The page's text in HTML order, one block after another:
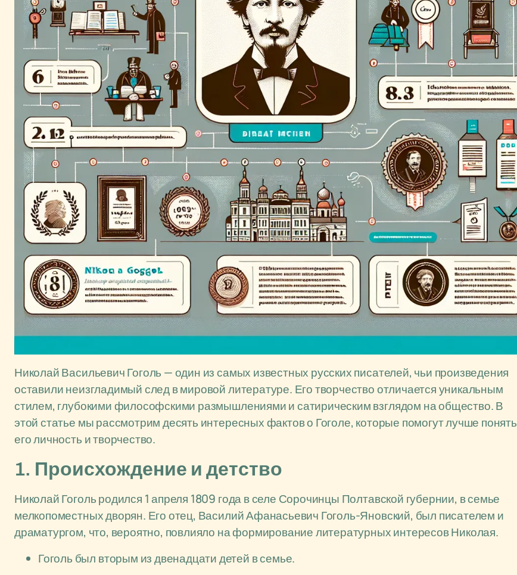
Николай Васильевич Гоголь — один из самых известных русских писателей, чьи произведения
оставили неизгладимый след в мировой литературе. Его творчество отличается уникальным
стилем, глубокими философскими размышлениями и сатирическим взглядом на общество. В
этой статье мы рассмотрим десять интересных фактов о Гоголе, которые помогут лучше понять
его личность и творчество.
1. Происхождение и детство
Николай Гоголь родился 1 апреля 1809 года в селе Сорочинцы Полтавской губернии, в семье
мелкопоместных дворян. Его отец, Василий Афанасьевич Гоголь-Яновский, был писателем и
драматургом, что, вероятно, повлияло на формирование литературных интересов Николая.
Гоголь был вторым из двенадцати детей в семье.